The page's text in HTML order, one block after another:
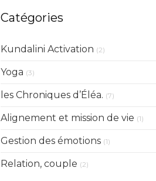
Catégories
Kundalini Activation (2)
Yoga (3)
les Chroniques d’Éléa. (7)
Alignement et mission de vie (1)
Gestion des émotions (1)
Relation, couple (2)